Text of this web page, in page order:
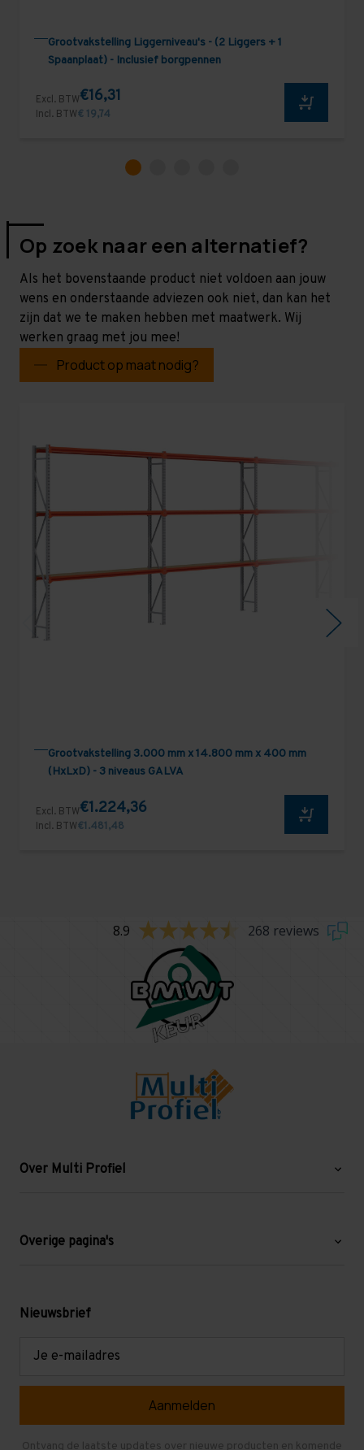
Grootvakstelling Liggerniveau's - (2 Liggers + 1
Spaanplaat) - Inclusief borgpennen
Excl. BTW€16,31
Incl. BTW€ 19,74
Op zoek naar een alternatief?
Als het bovenstaande product niet voldoen aan jouw
wens en onderstaande adviezen ook niet, dan kan het
zijn dat we te maken hebben met maatwerk. Wij
werken graag met jou mee!
Product op maat nodig?
Grootvakstelling 3.000 mm x 14.800 mm x 400 mm
(HxLxD) - 3 niveaus GALVA
Excl. BTW€1.224,36
Incl. BTW€1.481,48
8.9 268 reviews
Over Multi Profiel
Blog
Levering en afhalen
Overige pagina's
Mezzanine
Gebruikte entresolvloeren
Nieuwsbrief
Ontvang de laatste updates over nieuwe producten en komende